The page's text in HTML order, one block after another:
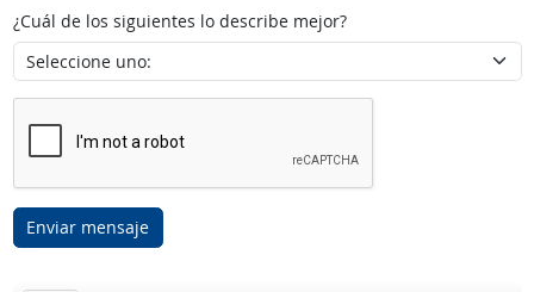
¿Cuál de los siguientes lo describe mejor?
Enviar mensaje